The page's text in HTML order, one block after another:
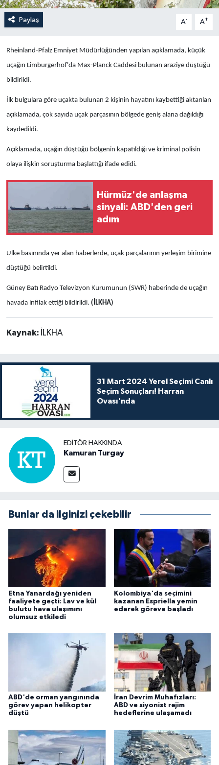
Paylaş A- A+
Rheinland-Pfalz Emniyet Müdürlüğünden yapılan açıklamada, küçük
uçağın Limburgerhof'da Max-Planck Caddesi bulunan araziye düştüğü
bildirildi.
İlk bulgulara göre uçakta bulunan 2 kişinin hayatını kaybettiği aktarılan
açıklamada, çok sayıda uçak parçasının bölgede geniş alana dağıldığı
kaydedildi.
Açıklamada, uçağın düştüğü bölgenin kapatıldığı ve kriminal polisin
olaya ilişkin soruşturma başlattığı ifade edidi.
Hürmüz'de anlaşma
sinyali: ABD'den geri
adım
Ülke basınında yer alan haberlerde, uçak parçalarının yerleşim birimine
düştüğü belirtildi.
Güney Batı Radyo Televizyon Kurumunun (SWR) haberinde de uçağın
havada infilak ettiği bildirildi. (İLKHA)
Kaynak: İLKHA
31 Mart 2024 Yerel Seçimi Canlı
Seçim Sonuçları! Harran
Ovası'nda
EDITÖR HAKKINDA
Kamuran Turgay
Bunlar da ilginizi çekebilir
Etna Yanardağı yeniden
faaliyete geçti: Lav ve kül
bulutu hava ulaşımını
olumsuz etkiledi
Kolombiya'da seçimini
kazanan Espriella yemin
ederek göreve başladı
ABD'de orman yangınında
görev yapan helikopter
düştü
İran Devrim Muhafızları:
ABD ve siyonist rejim
hedeflerine ulaşamadı
Eği̇ti̇m